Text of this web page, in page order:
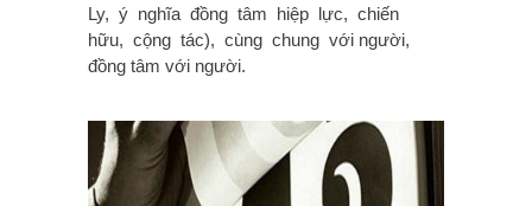
Ly, ý nghĩa đồng tâm hiệp lực, chiến
hữu, cộng tác), cùng chung với người,
đồng tâm với người.